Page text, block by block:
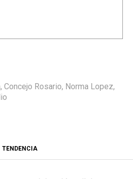
, Concejo Rosario, Norma Lopez,
TENDENCIA